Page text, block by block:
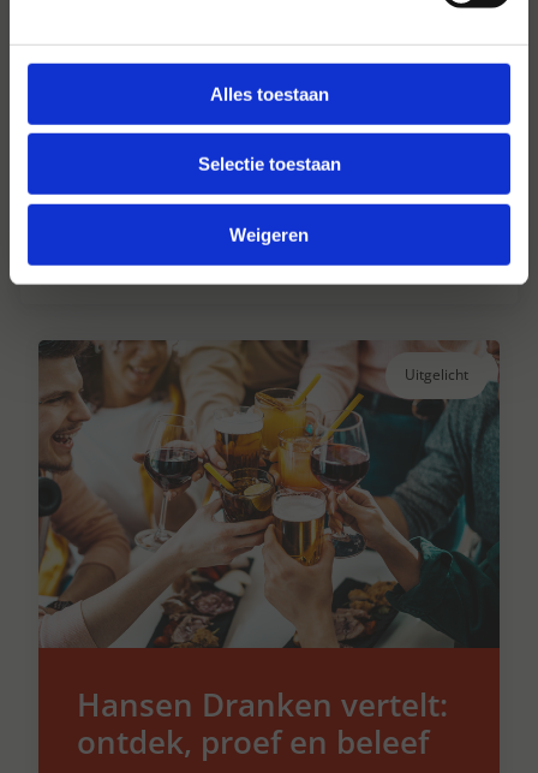
Alles toestaan
Selectie toestaan
Weigeren
Hansen Dranken sinds 1947
drankengroothandel.
Uitgelicht
Hansen Dranken vertelt:
ontdek, proef en beleef